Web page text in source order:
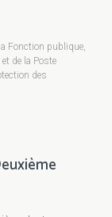
Fonction publique,
de la Poste
des